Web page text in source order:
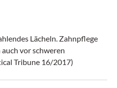
Lächeln. Zahnpflege
vor schweren
Tribune 16/2017)